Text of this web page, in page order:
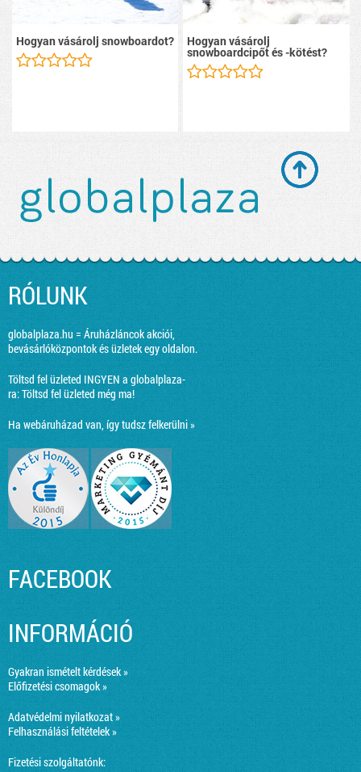
Hogyan vásárolj snowboardot? Hogyan vásárolj
snowboardcipőt és -kötést?
RÓLUNK
globalplaza.hu = Áruházláncok akciói,
bevásárlóközpontok és üzletek egy oldalon.
Töltsd fel üzleted INGYEN a globalplaza-
ra:Töltsd fel üzleted még ma!
Ha webáruházad van, így tudsz felkerülni »
FACEBOOK
INFORMÁCIÓ
Gyakran ismételt kérdések »
Előfizetési csomagok »
Adatvédelmi nyilatkozat »
Felhasználási feltételek »
Fizetési szolgáltatónk: